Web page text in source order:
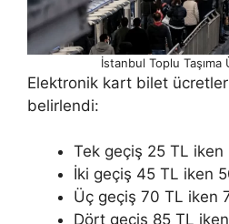
İstanbul Toplu
Elektronik kart bilet
belirlendi:
Tek geçiş 25 TL
İki geçiş 45 TL iken
Üç geçiş 70 TL iken
Dört geçiş 85 TL